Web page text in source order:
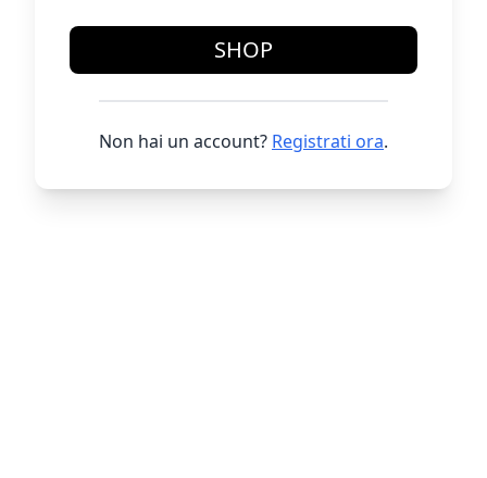
SHOP
Non hai un account? Registrati ora.